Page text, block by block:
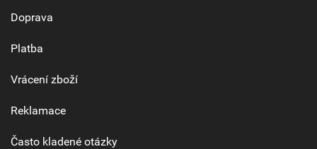
Doprava
Platba
Vrácení zboží
Reklamace
Často kladené otázky